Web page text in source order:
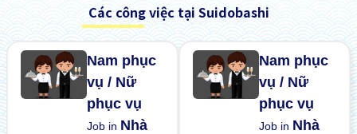
Các công việc tại Suidobashi
Nam phục
vụ / Nữ
phục vụ
Job in Nhà
Nam phục
vụ / Nữ
phục vụ
Job in Nhà